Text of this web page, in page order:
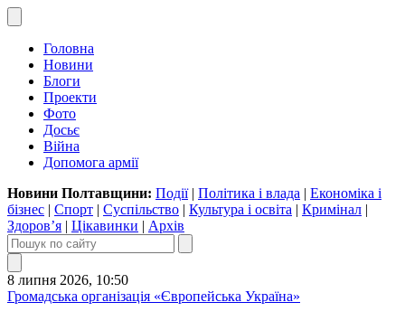
Головна
Новини
Блоги
Проекти
Фото
Досьє
Війна
Допомога армії
Новини Полтавщини: Події| Політика і влада | Економіка і
бізнес | Спорт | Суспільство | Культура і освіта | Кримінал |
Здоров’я | Цікавинки | Архів
8 липня 2026, 10:50
Громадська організація «Європейська Україна»